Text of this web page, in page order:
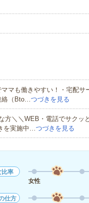
マも働きやすい！・宅配サ
絡（Bto…つづきを見る
＼＼WEB・電話でサクッ
を実施中…つづきを見る
比率
女性
仕方